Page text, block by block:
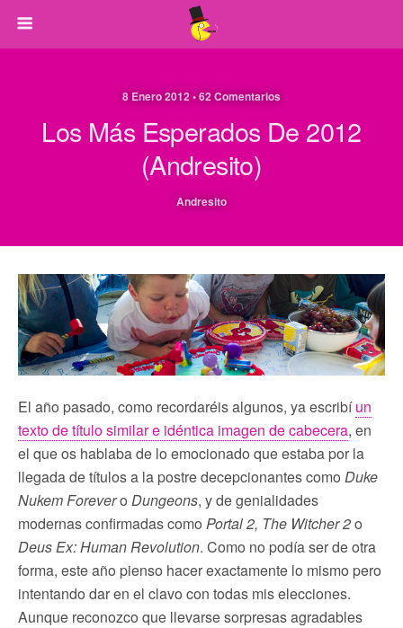
8 Enero 2012 • 62 Comentarios
Los Más Esperados De 2012
(Andresito)
Andresito
El año pasado, como recordaréis algunos, ya escribíun
texto de título similar e idéntica imagen de cabecera, en
el que os hablaba de lo emocionado que estaba por la
llegada de títulos a la postre decepcionantes como Duke
Nukem Forevero Dungeons, y de genialidades
modernas confirmadas como Portal 2, The Witcher 2o
Deus Ex: Human Revolution. Como no podía ser de otra
forma, este año pienso hacer exactamente lo mismo pero
intentando dar en el clavo con todas mis elecciones.
Aunque reconozco que llevarse sorpresas agradables